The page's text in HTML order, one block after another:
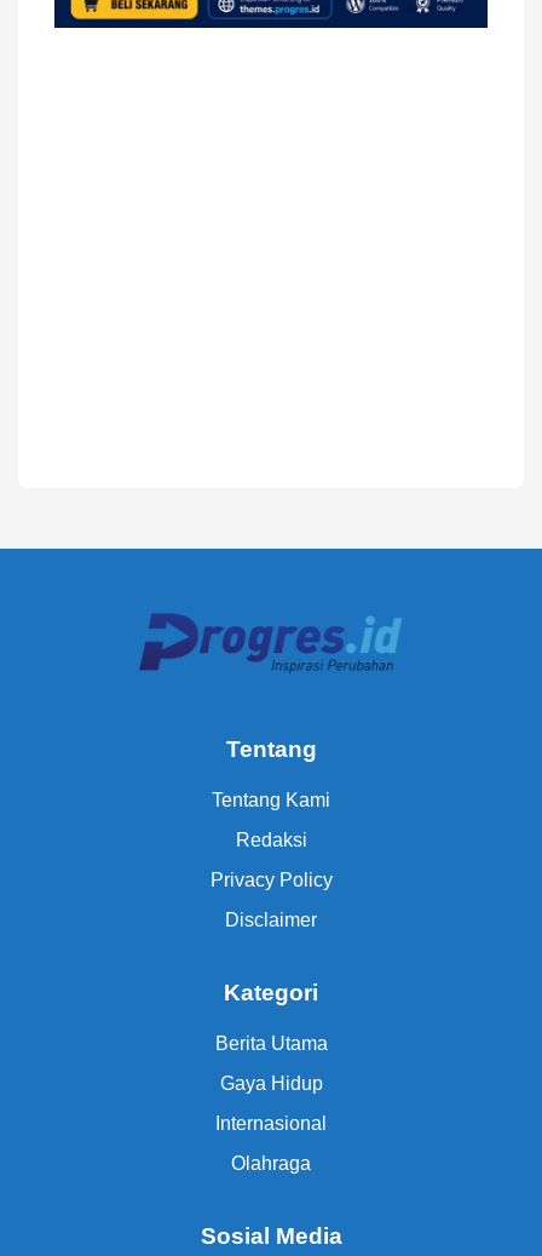
Tentang
Tentang Kami
Redaksi
Privacy Policy
Disclaimer
Kategori
Berita Utama
Gaya Hidup
Internasional
Olahraga
Sosial Media